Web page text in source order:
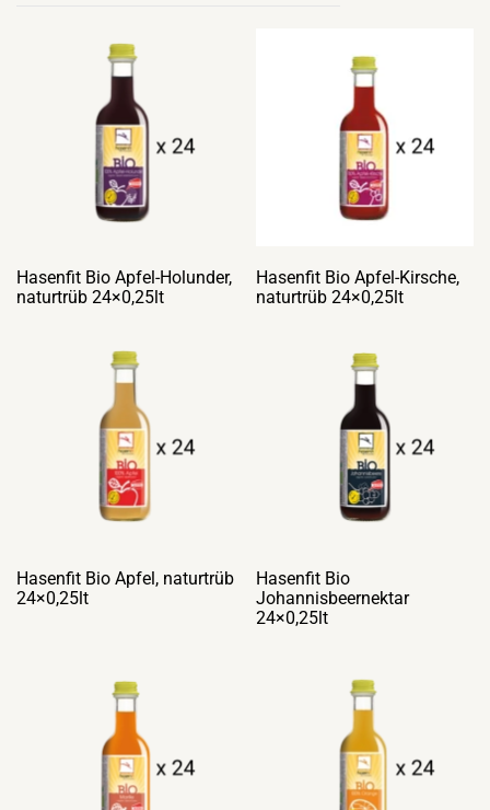
Hasenfit Bio Apfel-Holunder,
naturtrüb 24×0,25lt
Hasenfit Bio Apfel-Kirsche,
naturtrüb 24×0,25lt
Hasenfit Bio Apfel, naturtrüb
24×0,25lt
Hasenfit Bio
Johannisbeernektar
24×0,25lt